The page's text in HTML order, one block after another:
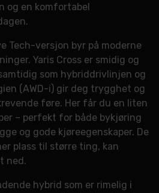
og en komfortabel
Tech-versjon byr på moderne
Yaris Cross er smidig og
som hybriddrivlinjen og
(AWD-i) gir deg trygghet og
føre. Her får du en liten
– perfekt for både bykjøring
og gode kjøreegenskaper. De
plass til større ting, kan
ned.
hybrid som er rimelig i